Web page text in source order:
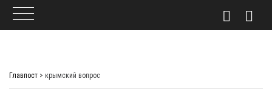
Главпост > крымский вопрос